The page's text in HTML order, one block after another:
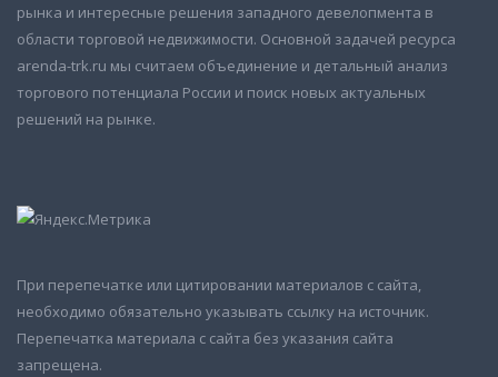
рынка и интересные решения западного девелопмента в
области торговой недвижимости. Основной задачей ресурса
arenda-trk.ru мы считаем объединение и детальный анализ
торгового потенциала России и поиск новых актуальных
решений на рынке.
При перепечатке или цитировании материалов с сайта,
необходимо обязательно указывать ссылку на источник.
Перепечатка материала с сайта без указания сайта
запрещена.